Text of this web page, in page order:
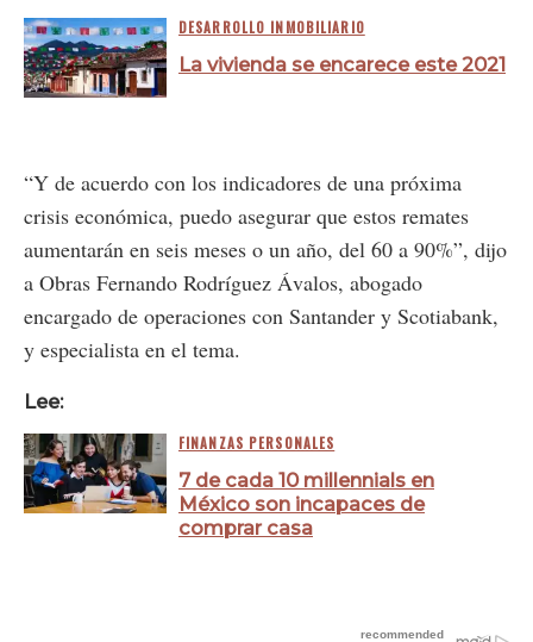
DESARROLLO INMOBILIARIO
La vivienda se encarece este 2021
“Y de acuerdo con los indicadores de una próxima
crisis económica, puedo asegurar que estos remates
aumentarán en seis meses o un año, del 60 a 90%”, dijo
a Obras Fernando Rodríguez Ávalos, abogado
encargado de operaciones con Santander y Scotiabank,
y especialista en el tema.
Lee:
FINANZAS PERSONALES
7 de cada 10 millennials en
México son incapaces de
comprar casa